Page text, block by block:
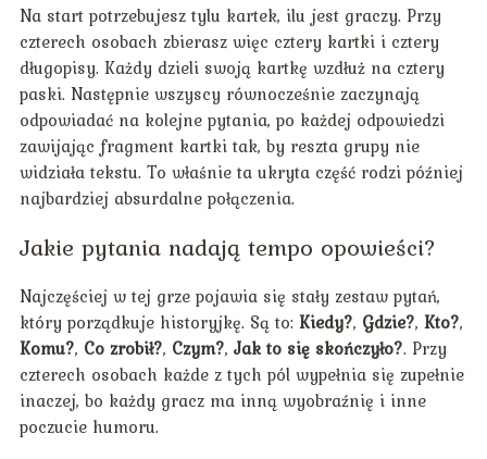
Na start potrzebujesz tylu kartek, ilu jest graczy. Przy
czterech osobach zbierasz więc cztery kartki i cztery
długopisy. Każdy dzieli swoją kartkę wzdłuż na cztery
paski. Następnie wszyscy równocześnie zaczynają
odpowiadać na kolejne pytania, po każdej odpowiedzi
zawijając fragment kartki tak, by reszta grupy nie
widziała tekstu. To właśnie ta ukryta część rodzi później
najbardziej absurdalne połączenia.
Jakie pytania nadają tempo opowieści?
Najczęściej w tej grze pojawia się stały zestaw pytań,
który porządkuje historyjkę. Są to: Kiedy?, Gdzie?, Kto?,
Komu?, Co zrobił?, Czym?, Jak to się skończyło?. Przy
czterech osobach każde z tych pól wypełnia się zupełnie
inaczej, bo każdy gracz ma inną wyobraźnię i inne
poczucie humoru.